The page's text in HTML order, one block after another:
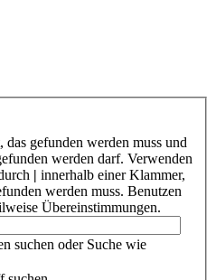
das gefunden werden muss und
werden darf. Verwenden
| innerhalb einer Klammer,
werden muss. Benutzen
Übereinstimmungen.
suchen oder Suche wie